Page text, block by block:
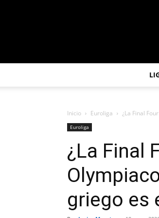
Inicio Euroliga ¿La Final
Euroliga
¿La Final
griego es